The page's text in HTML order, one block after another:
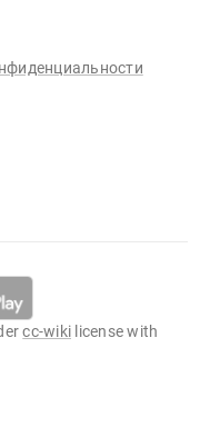
cc-wiki license with